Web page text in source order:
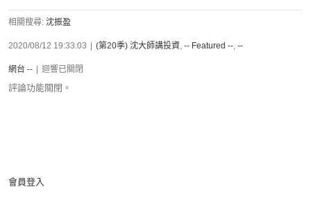
相關搜尋: 沈振盈
2020/08/12 19:33:03 (第20季) 沈大師講投資, -- Featured --, --
網台 -- 迴響已關閉
評論功能關閉。
會員登入